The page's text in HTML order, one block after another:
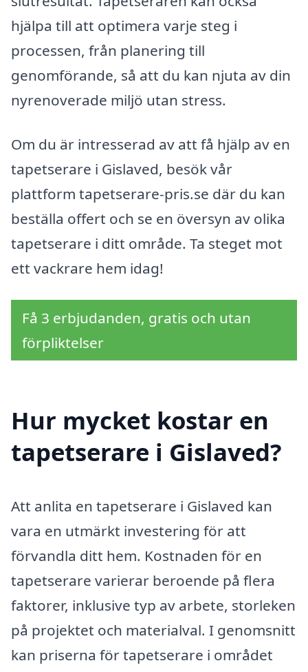
hjälpa till att optimera varje steg i
processen, från planering till
genomförande, så att du kan njuta av din
nyrenoverade miljö utan stress.
Om du är intresserad av att få hjälp av en
tapetserare i Gislaved, besök vår
plattform tapetserare-pris.se där du kan
beställa offert och se en översyn av olika
tapetserare i ditt område. Ta steget mot
ett vackrare hem idag!
Få 3 erbjudanden, gratis och utan
förpliktelser
Hur mycket kostar en
tapetserare i Gislaved?
Att anlita en tapetserare i Gislaved kan
vara en utmärkt investering för att
förvandla ditt hem. Kostnaden för en
tapetserare varierar beroende på flera
faktorer, inklusive typ av arbete, storleken
på projektet och materialval. I genomsnitt
kan priserna för tapetserare i området